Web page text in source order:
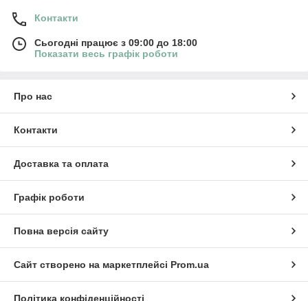
Контакти
Сьогодні працює з 09:00 до 18:00
Показати весь графік роботи
Про нас
Контакти
Доставка та оплата
Графік роботи
Повна версія сайту
Сайт створено на маркетплейсі Prom.ua
Політика конфіденційності